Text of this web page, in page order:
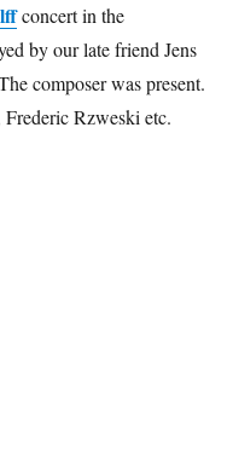
concert in the
by our late friend Jens
composer was present.
Rzweski etc.